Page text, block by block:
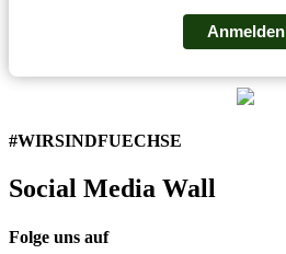
Anmelden
#WIRSINDFUECHSE
Social Media Wall
Folge uns auf